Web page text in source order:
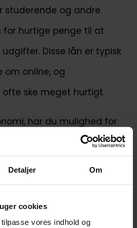
Detaljer Om
cookies
vores indhold og
og andre
for hurtige penge til at
Disse lån er typisk
online, og
ofte ske meget hurtigt.
har du mulighed for
- 500.000 kr., dog vil du i
- 20.000 kr.
unge